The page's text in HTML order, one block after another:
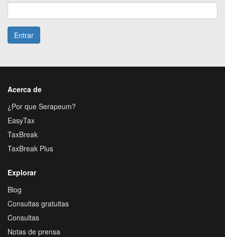
Entrar
Acerca de
¿Por que Serapeum?
EasyTax
TaxBreak
TaxBreak Plus
Explorar
Blog
Consultas gratuitas
Consultas
Notas de prensa